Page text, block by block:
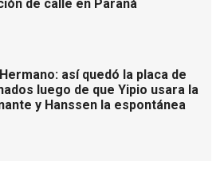
de calle en Paraná
así quedó la placa de
luego de que Yipio usara la
y Hanssen la espontánea